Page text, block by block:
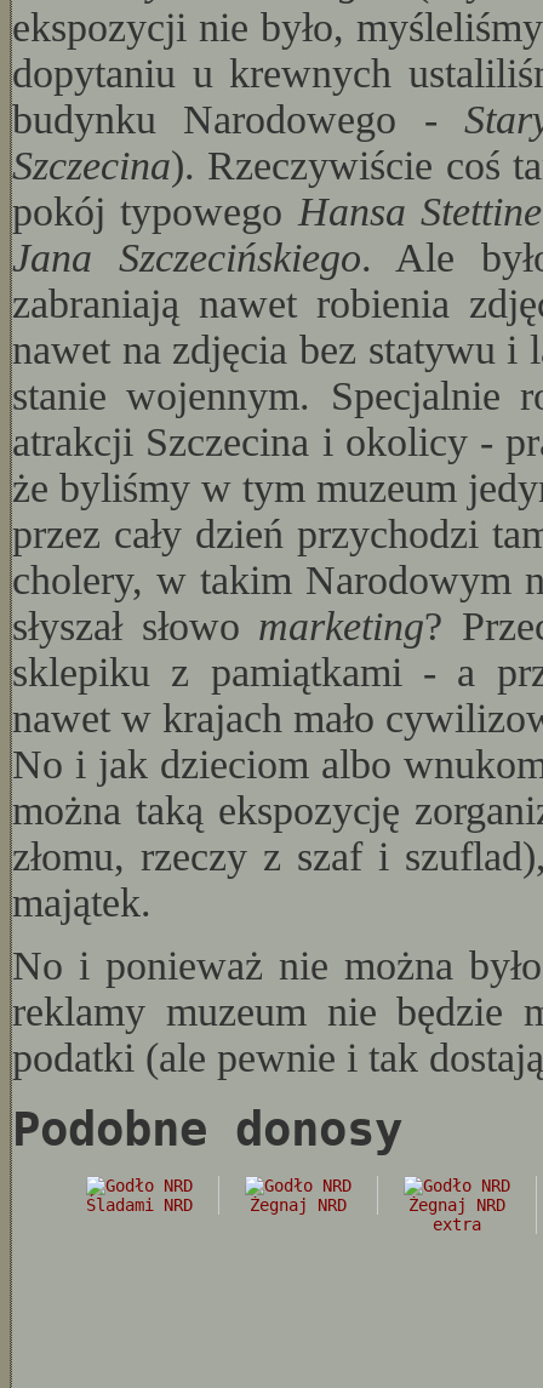
ekspozycji nie było,
dopytaniu u krewnych
budynku Narodowego -
Szczecina). Rzeczywiście coś
pokój typowego Hansa
Jana Szczecińskiego. Ale
zabraniają nawet robienia
nawet na zdjęcia bez statywu i
stanie wojennym. Specjalnie
atrakcji Szczecina i okolicy -
że byliśmy w tym muzeum
przez cały dzień przychodzi
cholery, w takim Narodowym
słyszał słowo marketing?
sklepiku z pamiątkami - a
nawet w krajach mało
No i jak dzieciom albo
można taką ekspozycję
złomu, rzeczy z szaf i
majątek.
No i ponieważ nie można
reklamy muzeum nie będzie
podatki (ale pewnie i tak
Podobne donosy
Śladami NRD Żegnaj NRD
Żegnaj NRD
extra